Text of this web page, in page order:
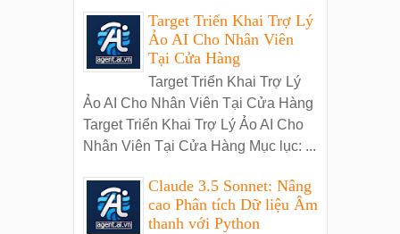
Target Triển Khai Trợ Lý
Ảo AI Cho Nhân Viên
Tại Cửa Hàng
Target Triển Khai Trợ Lý
Ảo AI Cho Nhân Viên Tại Cửa Hàng
Target Triển Khai Trợ Lý Ảo AI Cho
Nhân Viên Tại Cửa Hàng Mục lục: ...
Claude 3.5 Sonnet: Nâng
cao Phân tích Dữ liệu Âm
thanh với Python